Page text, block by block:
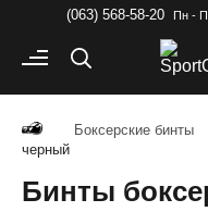
(063) 568-58-20 Пн -
Боксерские бинты
черный
Бинты